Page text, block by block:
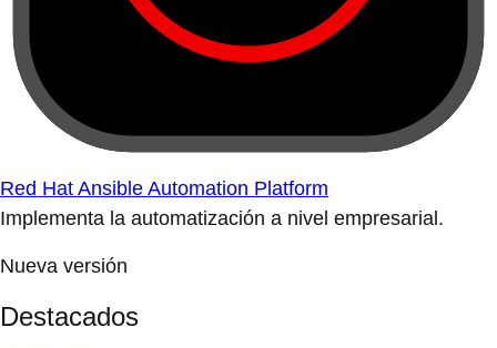
Red Hat Ansible Automation Platform
Implementa la automatización a nivel empresarial.
Nueva versión
Destacados